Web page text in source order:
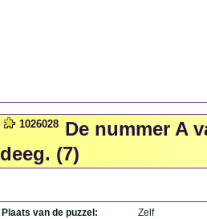
1026028 De nummer A
deeg. (7)
Plaats van de puzzel:
Zelf